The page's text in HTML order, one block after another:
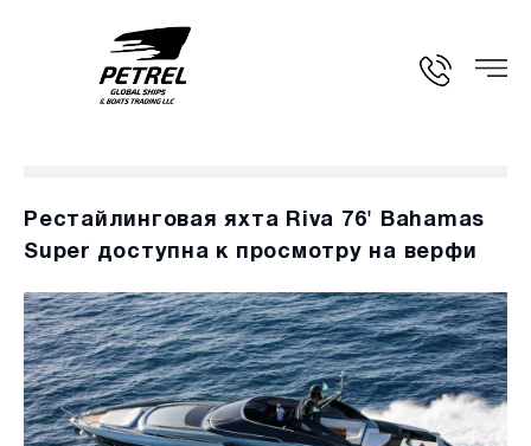
Рестайлинговая яхта Riva 76' Bahamas
Super доступна к просмотру на верфи